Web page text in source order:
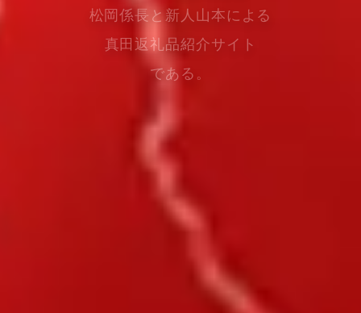
松岡係長と新人山本による
真田返礼品紹介サイト
である。